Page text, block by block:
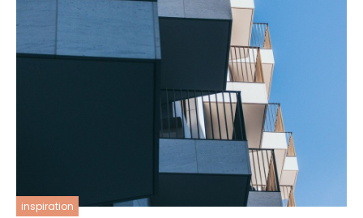
inspiration